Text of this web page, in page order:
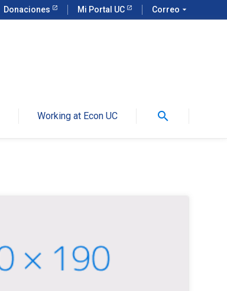
Donaciones Mi Portal UC Correo arrow_drop_down
Working at Econ UC search